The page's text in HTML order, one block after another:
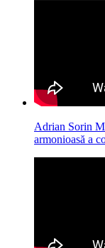
Adrian Sorin
armonioasă a